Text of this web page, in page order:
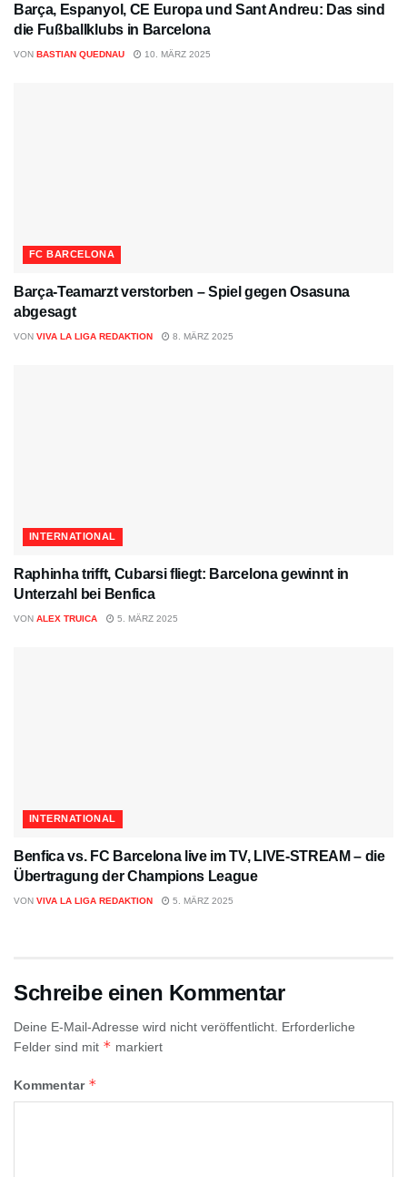
Barça, Espanyol, CE Europa und Sant Andreu: Das sind
die Fußballklubs in Barcelona
VON BASTIAN QUEDNAU 10. MÄRZ 2025
FC BARCELONA
Barça-Teamarzt verstorben – Spiel gegen Osasuna
abgesagt
VON VIVA LA LIGA REDAKTION 8. MÄRZ 2025
INTERNATIONAL
Raphinha trifft, Cubarsi fliegt: Barcelona gewinnt in
Unterzahl bei Benfica
VON ALEX TRUICA 5. MÄRZ 2025
INTERNATIONAL
Benfica vs. FC Barcelona live im TV, LIVE-STREAM – die
Übertragung der Champions League
VON VIVA LA LIGA REDAKTION 5. MÄRZ 2025
Schreibe einen Kommentar
Deine E-Mail-Adresse wird nicht veröffentlicht. Erforderliche
Felder sind mit * markiert
Kommentar *